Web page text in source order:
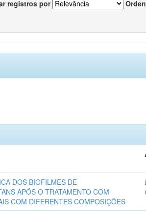
registros por
DOS BIOFILMES DE
APÓS O TRATAMENTO COM
COM DIFERENTES COMPOSIÇÕES